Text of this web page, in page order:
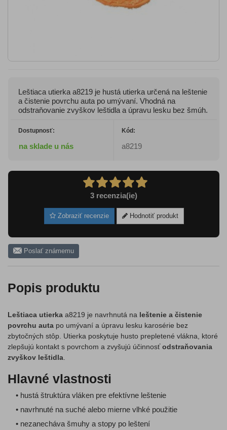
Leštiaca utierka a8219 je hustá utierka určená na leštenie
a čistenie povrchu auta po umývaní. Vhodná na
odstraňovanie zvyškov leštidla a úpravu lesku bez šmúh.
Dostupnosť:
na sklade u nás
Kód:
a8219
3 recenzia(ie)
Zobraziť recenzie Hodnotiť produkt
Poslať známemu
Popis produktu
Leštiaca utierka a8219 je navrhnutá na leštenie a čistenie
povrchu auta po umývaní a úpravu lesku karosérie bez
zbytočných stôp. Utierka poskytuje husto prepletené vlákna, ktoré
zlepšujú kontakt s povrchom a zvyšujú účinnosťodstraňovania
zvyškov leštidla
Hlavné vlastnosti
• hustá štruktúra vláken pre efektívne leštenie
• navrhnuté na suché alebo mierne vlhké použitie
• nezanecháva šmuhy a stopy po leštení